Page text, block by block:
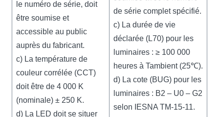
le numéro de série, doit
être soumise et
accessible au public
auprès du fabricant.
c) La température de
couleur corrélée (CCT)
doit être de 4 000 K
(nominale) ± 250 K.
d) La LED doit se situer
de série complet spécifié.
c) La durée de vie
déclarée (L70) pour les
luminaires : ≥ 100 000
heures à Tambient (25℃).
d) La cote (BUG) pour les
luminaires : B2 – U0 – G2
selon IESNA TM-15-11.